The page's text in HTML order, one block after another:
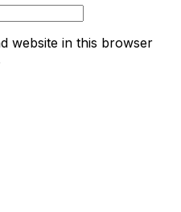
website in this browser